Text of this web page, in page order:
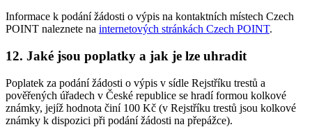
Informace k podání žádosti o výpis na kontaktních místech Czech
POINT naleznete na internetových stránkách Czech POINT.
12. Jaké jsou poplatky a jak je lze uhradit
Poplatek za podání žádosti o výpis v sídle Rejstříku trestů a
pověřených úřadech v České republice se hradí formou kolkové
známky, jejíž hodnota činí 100 Kč (v Rejstříku trestů jsou kolkové
známky k dispozici při podání žádosti na přepážce).